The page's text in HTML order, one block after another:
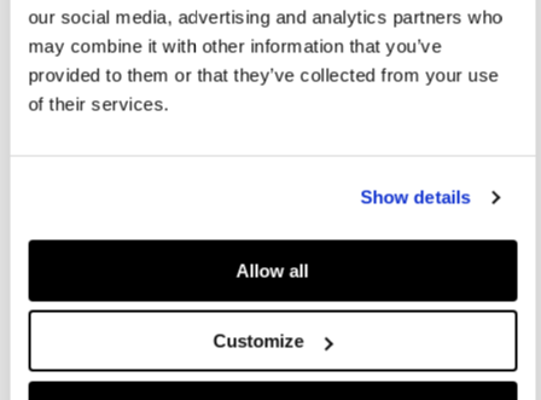
our social media, advertising and analytics partners who
may combine it with other information that you’ve
provided to them or that they’ve collected from your use
of their services.
Show details
Allow all
Customize
Größentabelle
im Store
ARTIKEL DETAILS